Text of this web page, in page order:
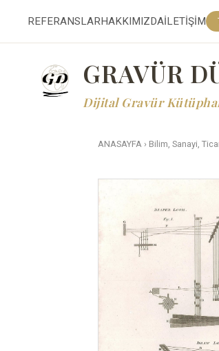
REFERANSLARHAKKIMIZDAİLETİŞİM
GRAVÜR
Dijital Gravür
ANASAYFA › Bilim, Sanayi,